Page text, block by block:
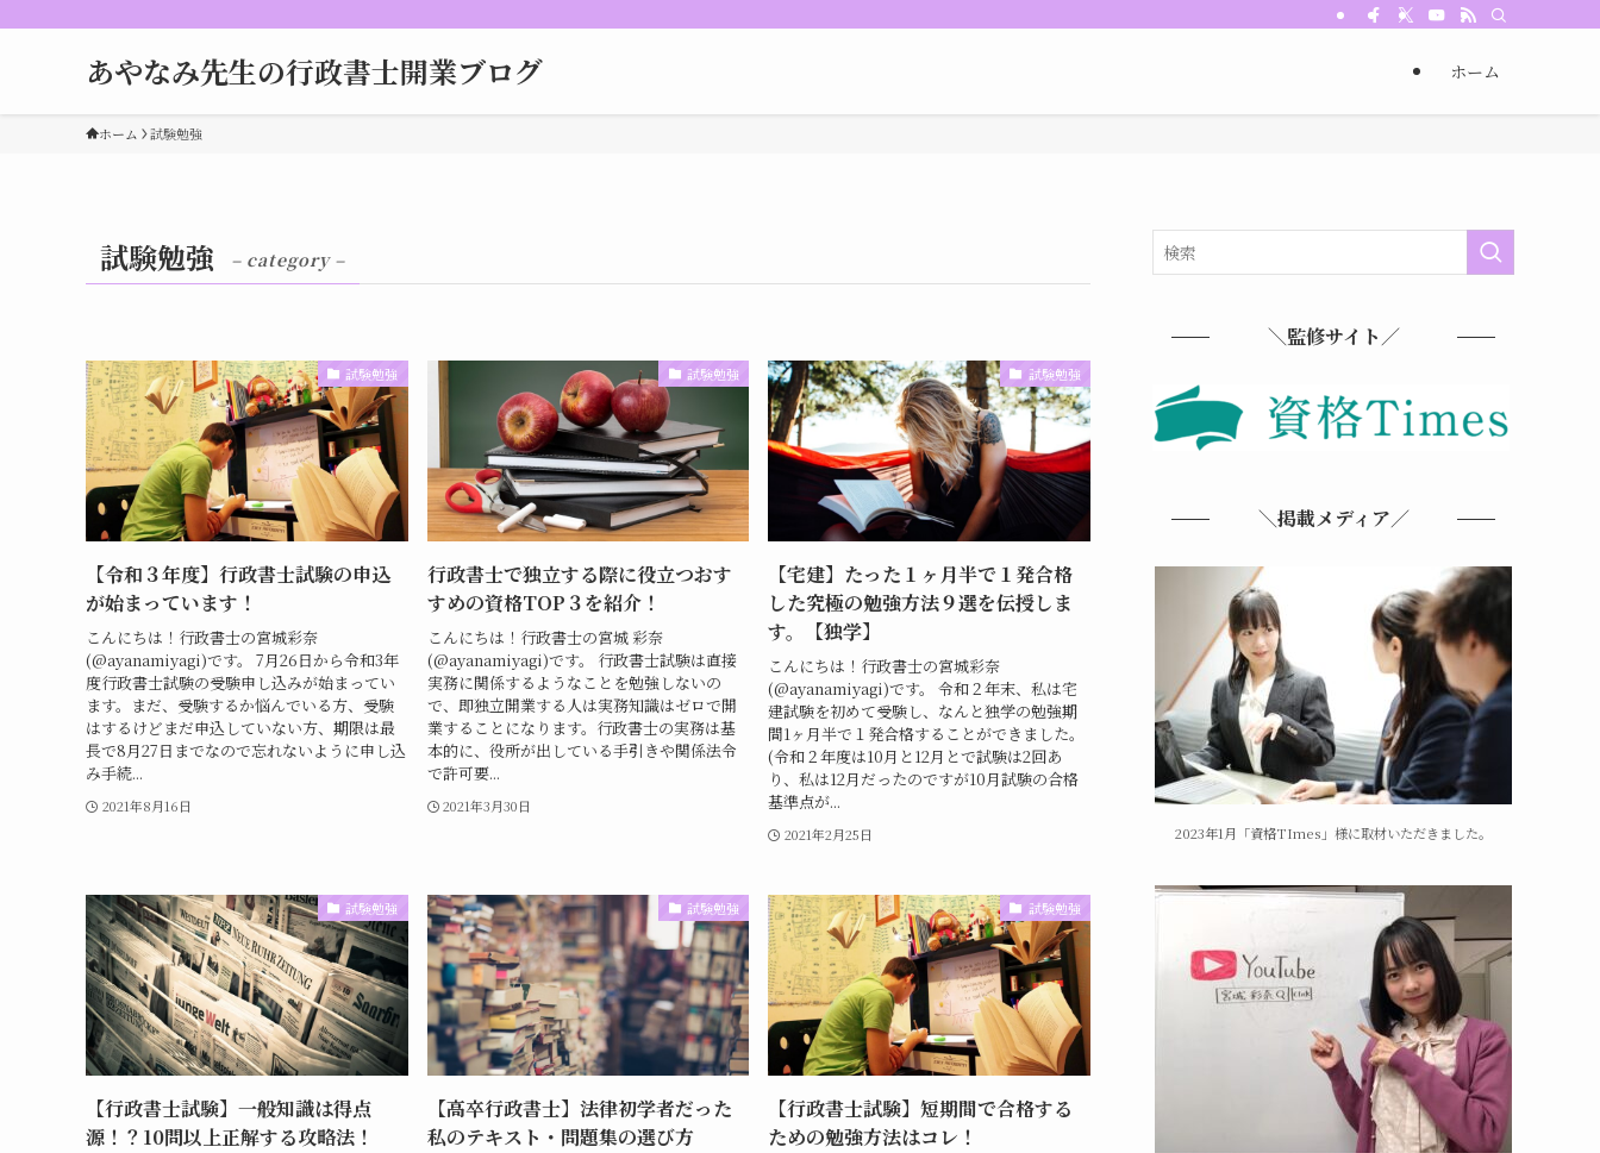
あやなみ先生の行政書士開業ブログ ホーム
ホーム 試験勉強
試験勉強 – category –
試験勉強
【令和３年度】行政書士試験の申込
が始まっています！
こんにちは！行政書士の宮城彩奈
(@ayanamiyagi)です。 7月26日から令和3年
度行政書士試験の受験申し込みが始まってい
ます。まだ、受験するか悩んでいる方、受験
はするけどまだ申込していない方、期限は最
長で8月27日までなので忘れないように申し込
み手続...
2021年8月16日
試験勉強
行政書士で独立する際に役立つおす
すめの資格TOP３を紹介！
こんにちは！行政書士の宮城 彩奈
(@ayanamiyagi)です。 行政書士試験は直接
実務に関係するようなことを勉強しないの
で、即独立開業する人は実務知識はゼロで開
業することになります。行政書士の実務は基
本的に、役所が出している手引きや関係法令
で許可要...
2021年3月30日
試験勉強
【宅建】たった１ヶ月半で１発合格
した究極の勉強方法９選を伝授しま
す。【独学】
こんにちは！行政書士の宮城彩奈
(@ayanamiyagi)です。 令和２年末、私は宅
建試験を初めて受験し、なんと独学の勉強期
間1ヶ月半で１発合格することができました。
(令和２年度は10月と12月とで試験は2回あ
り、私は12月だったのですが10月試験の合格
基準点が...
2021年2月25日
試験勉強
【行政書士試験】一般知識は得点
源！？10問以上正解する攻略法！
試験勉強
【高卒行政書士】法律初学者だった
私のテキスト・問題集の選び方
試験勉強
【行政書士試験】短期間で合格する
ための勉強方法はコレ！
＼監修サイト／
＼掲載メディア／
2023年1月「資格TImes」様に取材いただきました。